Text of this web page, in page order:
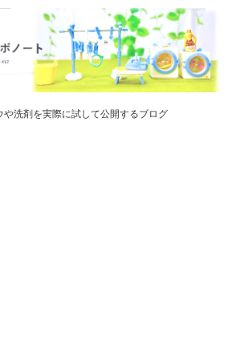
や洗剤を実際に試して公開するブログ